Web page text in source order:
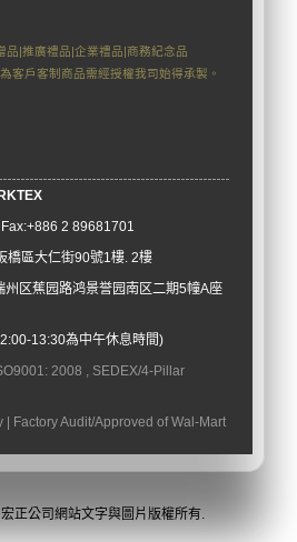
品|推廣禮品|企業禮品|商務紀念品
客戶客制商品需經授權我司始得承製。
2 89681701
橋區大仁街90號1樓. 2樓
州区蕉园路鸿景誉园南区二期5幢A座
13:30為中午休息時間)
2008 , SEDEX/4-Pillar
| Factory Audit/Approved of Wal-Mart
正公司網站文字與圖片版權所有.